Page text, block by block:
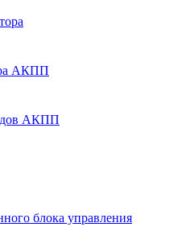
АКПП
АКПП
блока управления